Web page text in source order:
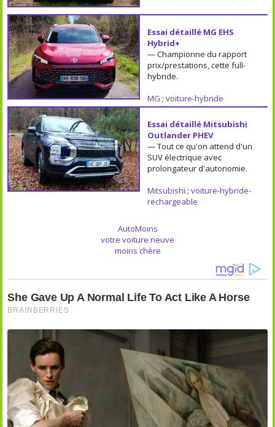
Essai détaillé MG EHS
Hybrid+
— Championne du rapport
prix/prestations, cette full-
hybride.
MG ; voiture-hybride
Essai détaillé Mitsubishi
Outlander PHEV
— Tout ce qu'on attend d'un
SUV électrique avec
prolongateur d'autonomie.
Mitsubishi ; voiture-hybride-
rechargeable
AutoMoins
votre voiture neuve
moins chère